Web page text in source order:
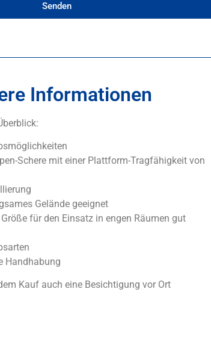
Senden
Informationen
Schere mit einer Plattform-Tragfähigkeit von
Gelände geeignet
für den Einsatz in engen Räumen gut
Handhabung
Kauf auch eine Besichtigung vor Ort